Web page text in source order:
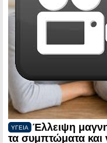
ΥΓΕΙΑ
Έλλειψη
τα συμπτώματα και